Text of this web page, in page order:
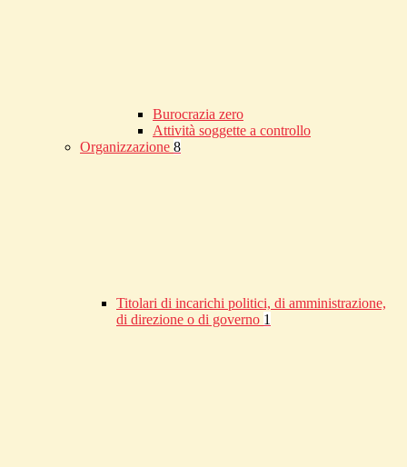
Burocrazia zero
Attività soggette a controllo
Organizzazione 8
Titolari di incarichi politici, di amministrazione,
di direzione o di governo 1